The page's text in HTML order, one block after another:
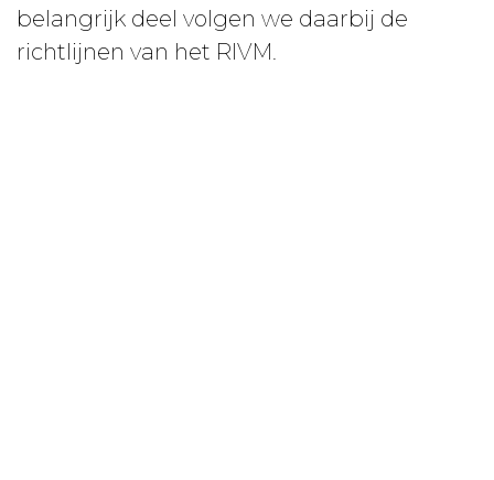
belangrijk deel volgen we daarbij de
richtlijnen van het RIVM.